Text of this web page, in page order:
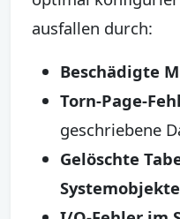
ausfallen durch:
Beschädigte
Torn-Page-
geschriebene
Gelöschte
Systemobjekte